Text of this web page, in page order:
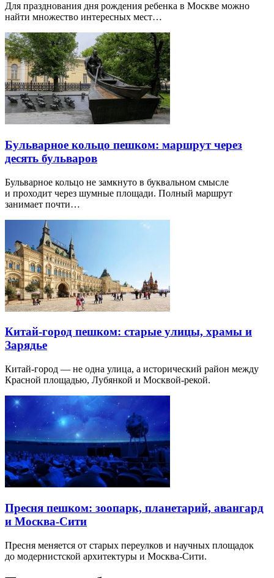
Для празднования дня рождения ребенка в Москве можно
найти множество интересных мест…
Бульварное кольцо пешком: маршрут через
десять бульваров
Бульварное кольцо не замкнуто в буквальном смысле
и проходит через шумные площади. Полный маршрут
занимает почти…
Китай-город пешком: старые улицы, храмы и
Зарядье
Китай-город — не одна улица, а исторический район между
Красной площадью, Лубянкой и Москвой-рекой.
Пресня пешком: зоопарк, планетарий, авангард
и Москва-Сити
Пресня меняется от старых переулков и научных площадок
до модернистской архитектуры и Москва-Сити.